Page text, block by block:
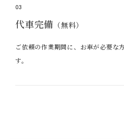
03
代車完備 （無料）
ご依頼の作業期間に、お車が必要な
す。